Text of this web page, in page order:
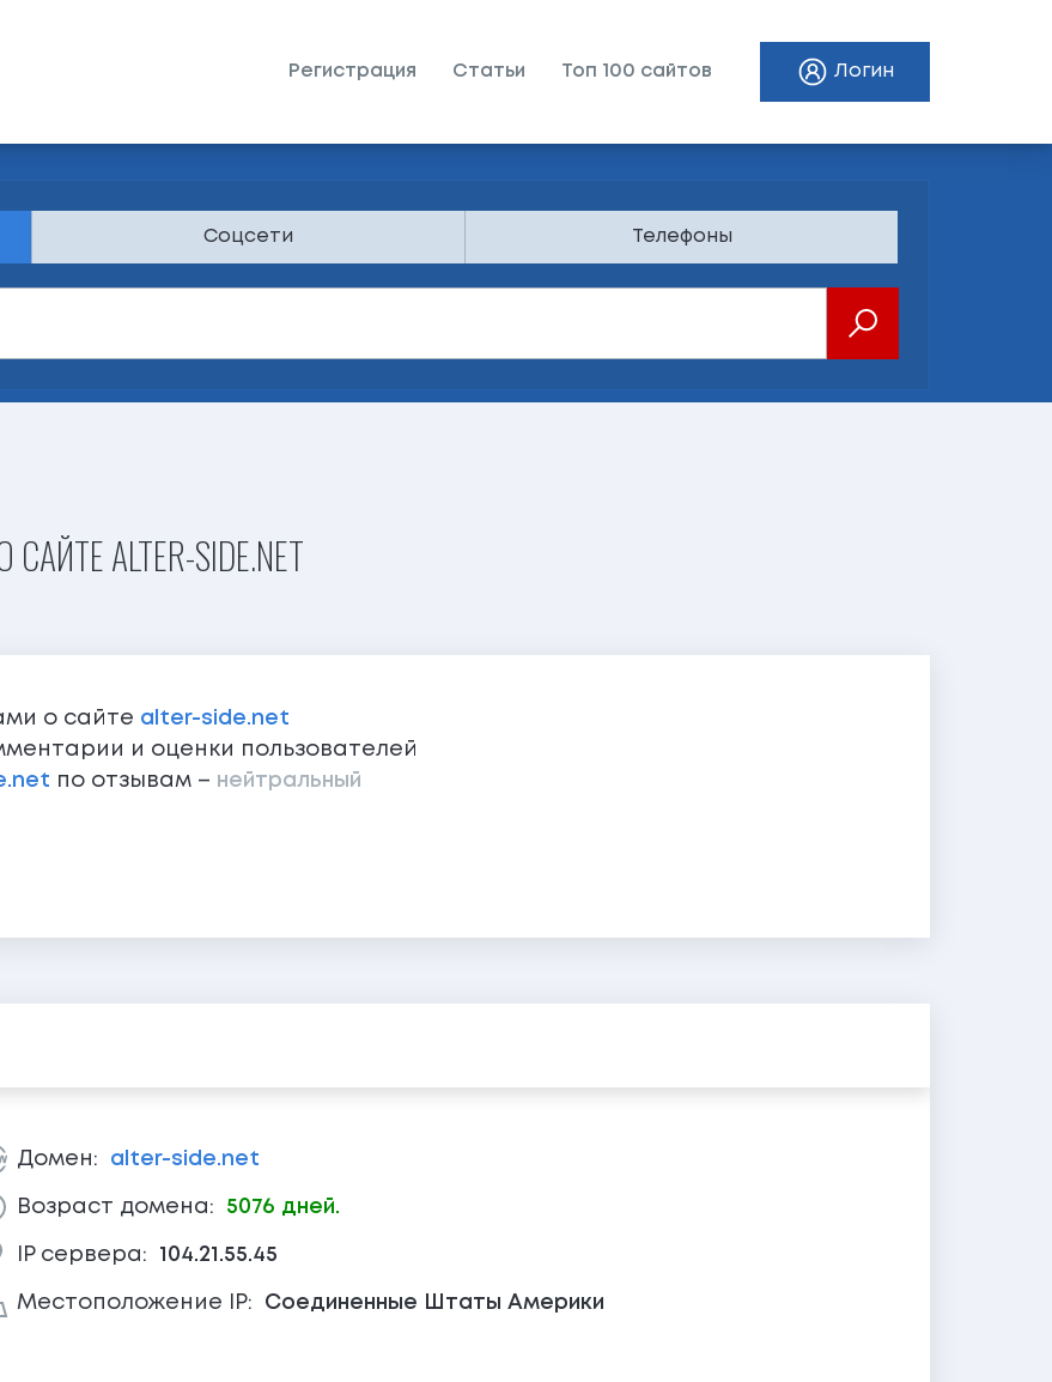
Регистрация Статьи Топ 100 сайтов Логин
Соцсети Телефоны
ALTER-SIDE.NET
о сайте alter-side.net
и оценки пользователей
по отзывам – нейтральный
Домен: alter-side.net
Возраст домена: 5076 дней.
IP сервера: 104.21.55.45
Местоположение IP: Соединенные Штаты Америки